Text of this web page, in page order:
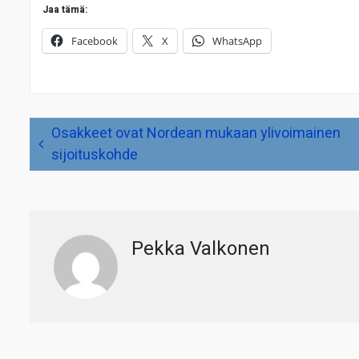
Jaa tämä:
Facebook X WhatsApp
Artikkelien
selausOsakkeet ovat Nordean mukaan ylivoimainen
sijoituskohde
Pekka Valkonen